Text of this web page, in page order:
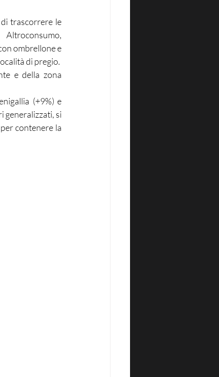
trascorrere le
ombrellone e
di pregio.
e della zona
(+9%) e
generalizzati, si
contenere la